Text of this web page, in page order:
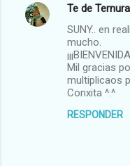
Te de Ternura
SUNY.. en
mucho.
Mil gracias
multiplicaos
Conxita ^:^
RESPONDER